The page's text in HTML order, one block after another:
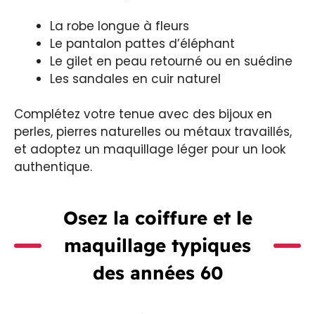
La robe longue à fleurs
Le pantalon pattes d’éléphant
Le gilet en peau retourné ou en suédine
Les sandales en cuir naturel
Complétez votre tenue avec des bijoux en
perles, pierres naturelles ou métaux travaillés,
et adoptez un maquillage léger pour un look
authentique.
Osez la coiffure et le
maquillage typiques
des années 60